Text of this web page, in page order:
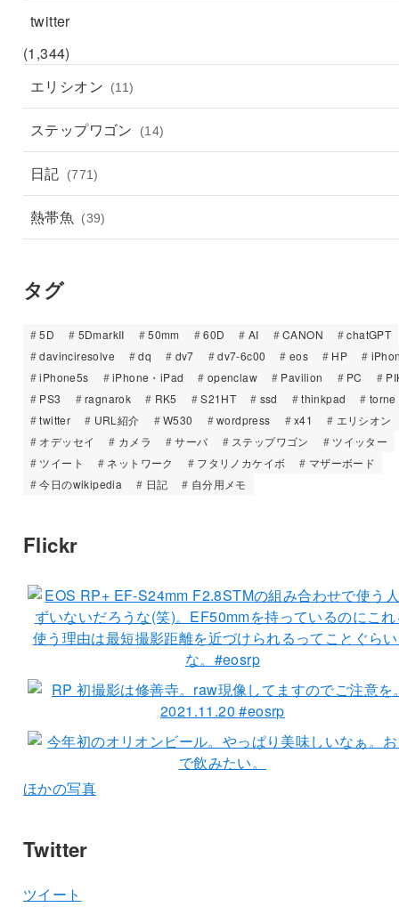
twitter
(1,344)
エリシオン
(11)
ステップワゴン (14)
日記 (771)
熱帯魚 (39)
タグ
5D 5DmarkII 50mm 60D AI CANON
chatGPT
davinciresolve
dq dv7 dv7-6c00 eos HP
iPhone5s
iPhone・iPad openclaw Pavilion PC
PS3
ragnarok RK5 S21HT ssd thinkpad
torne
twitter
URL紹介 W530 wordpress x41
エリシオン
オデッセイ
カメラ サーバ ステップワゴン
ツイッター
ツイート
ネットワーク フタリノカケイボ
マザーボード
今日のwikipedia
日記 自分用メモ
Flickr
ほかの写真
Twitter
ツイート